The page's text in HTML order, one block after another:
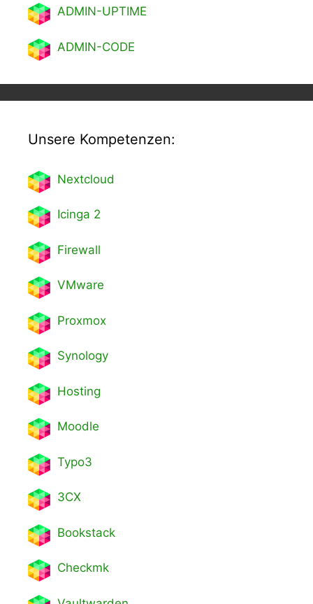
ADMIN-UPTIME
ADMIN-CODE
Unsere Kompetenzen:
Nextcloud
Icinga 2
Firewall
VMware
Proxmox
Synology
Hosting
Moodle
Typo3
3CX
Bookstack
Checkmk